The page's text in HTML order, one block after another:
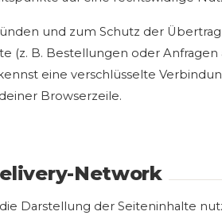
und zum Schutz der
(z. B. Bestellungen oder
eine verschlüsselte
Browserzeile.
Network
Darstellung der Seiteninhalte